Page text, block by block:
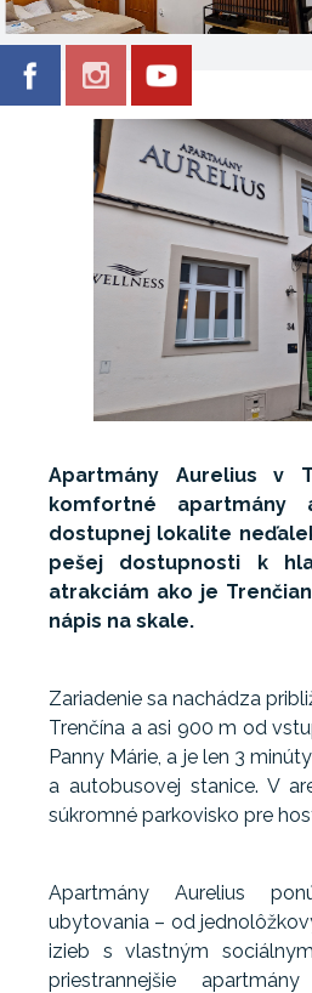
Apartmány Aurelius v
komfortné
dostupnej lokalite
pešej dostupnosti k
atrakciám ako je
nápis na skale.
Zariadenie sa nachádza
Trenčína a asi 900 m od
Panny Márie, a je len 3
a autobusovej stanice. V
súkromné parkovisko pre
Apartmány Aurelius
ubytovania – od
izieb s vlastným
priestrannejšie